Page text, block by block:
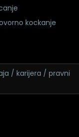
kockanje
/ karijera / pravni